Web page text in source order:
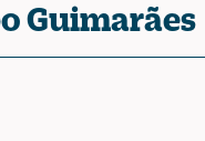
Guimarães